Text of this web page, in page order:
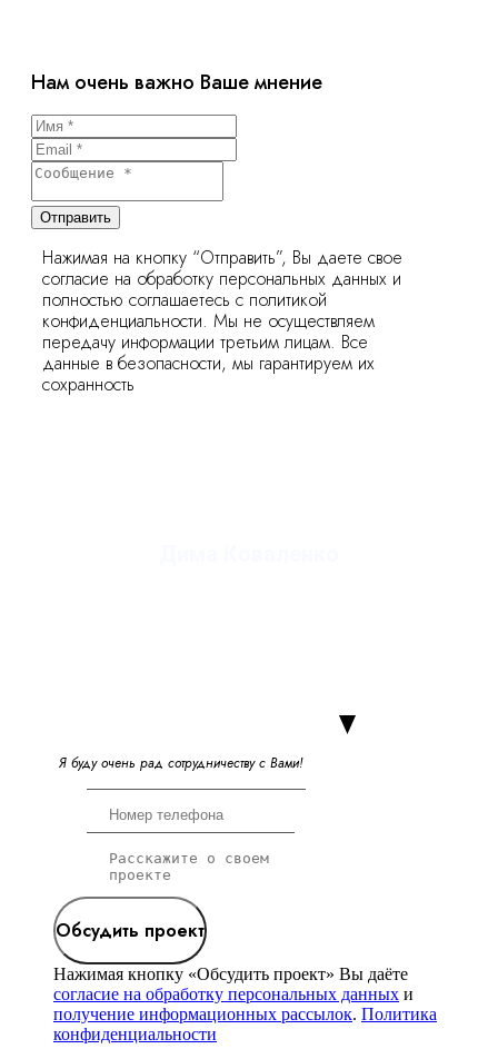
Нам очень важно Ваше мнение
Отправить
Нажимая на кнопку “Отправить”, Вы даете свое
согласие на обработку персональных данных и
полностью соглашаетесь с политикой
конфиденциальности. Мы не осуществляем
передачу информации третьим лицам. Все
данные в безопасности, мы гарантируем их
сохранность
Я буду очень рад сотрудничеству с Вами!
Обсудить проект
Нажимая кнопку «Обсудить проект» Вы даёте
согласие на обработку персональных данных и
получение информационных рассылок. Политика
конфиденциальности